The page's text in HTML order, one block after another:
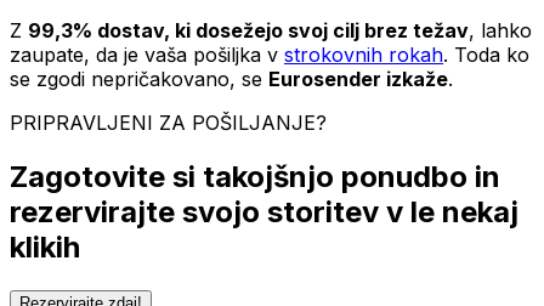
Z 99,3% dostav, ki dosežejo svoj cilj brez težav, lahko
zaupate, da je vaša pošiljka v strokovnih rokah. Toda ko
se zgodi nepričakovano, se Eurosender izkaže.
PRIPRAVLJENI ZA POŠILJANJE?
Zagotovite si takojšnjo ponudbo in
rezervirajte svojo storitev v le nekaj
klikih